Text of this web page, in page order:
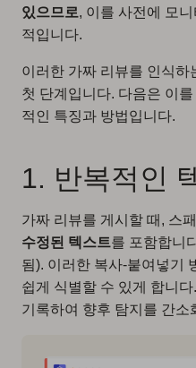
있으므로, 이를 사전에 모
적입니다.
이러한 가짜 리뷰를 인식하
첫 단계입니다. 다음은 이
적인 특징과 방법입니다.
1. 반복적인
가짜 리뷰를 게시할 때, 스
수정된 텍스트를 포함합니
됨). 이러한 복사-붙여넣기
쉽게 식별할 수 있게 합니
기록하여 향후 탐지를 간소